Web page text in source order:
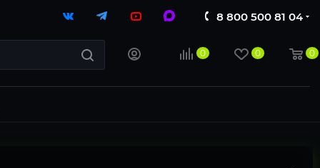
8 800 500 81 04
0 0 0